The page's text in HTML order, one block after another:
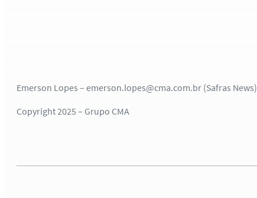
Emerson Lopes – emerson.lopes@cma.com.br (Safras News)
Copyright 2025 – Grupo CMA